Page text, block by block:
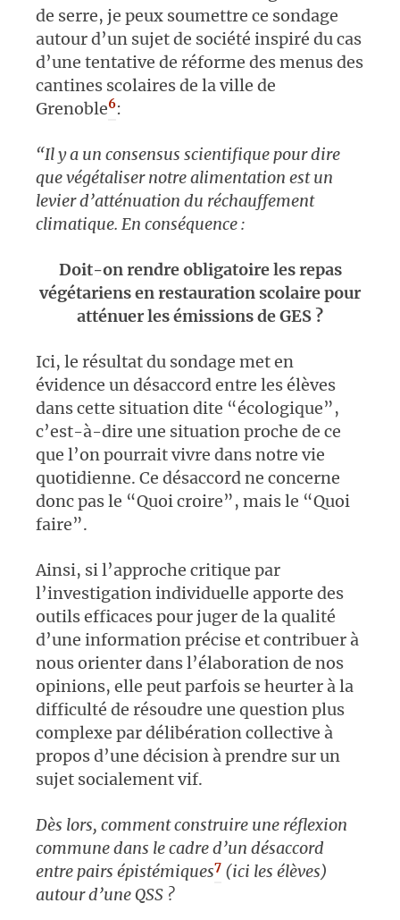
de serre, je peux soumettre ce sondage
autour d’un sujet de société inspiré du cas
d’une tentative de réforme des menus des
cantines scolaires de la ville de
Grenoble6:
“Il y a un consensus scientifique pour dire
que végétaliser notre alimentation est un
levier d’atténuation du réchauffement
climatique. En conséquence :
Doit-on rendre obligatoire les repas
végétariens en restauration scolaire pour
atténuer les émissions de GES ?
Ici, le résultat du sondage met en
évidence un désaccord entre les élèves
dans cette situation dite “écologique”,
c’est-à-dire une situation proche de ce
que l’on pourrait vivre dans notre vie
quotidienne. Ce désaccord ne concerne
donc pas le “Quoi croire”, mais le “Quoi
faire”.
Ainsi, si l’approche critique par
l’investigation individuelle apporte des
outils efficaces pour juger de la qualité
d’une information précise et contribuer à
nous orienter dans l’élaboration de nos
opinions, elle peut parfois se heurter à la
difficulté de résoudre une question plus
complexe par délibération collective à
propos d’une décision à prendre sur un
sujet socialement vif.
Dès lors, comment construire une réflexion
commune dans le cadre d’un désaccord
entre pairs épistémiques7 (ici les élèves)
autour d’une QSS ?